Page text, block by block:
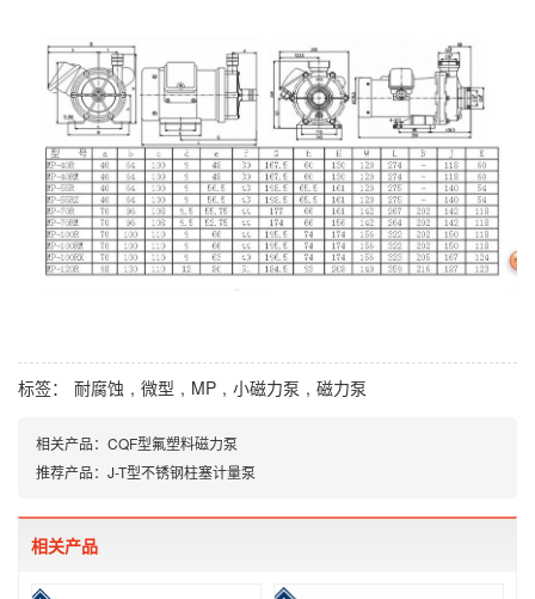
标签： 耐腐蚀 , 微型 , MP , 小磁力泵 , 磁力泵
相关产品： CQF型氟塑料磁力泵
推荐产品： J-T型不锈钢柱塞计量泵
相关产品